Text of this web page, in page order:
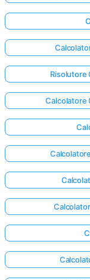
Risolutore
Calcolatore